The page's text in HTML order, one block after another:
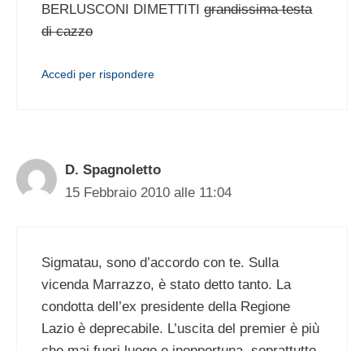
BERLUSCONI DIMETTITI grandissima testa
di cazzo
Accedi per rispondere
D. Spagnoletto
15 Febbraio 2010 alle 11:04
Sigmatau, sono d’accordo con te. Sulla
vicenda Marrazzo, è stato detto tanto. La
condotta dell’ex presidente della Regione
Lazio è deprecabile. L’uscita del premier è più